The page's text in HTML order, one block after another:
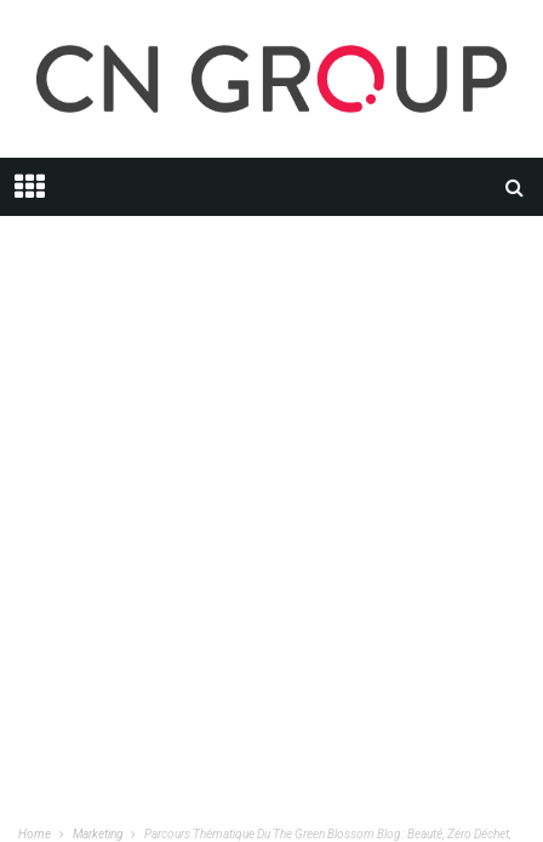
Home Marketing
Parcours Thématique Du The Green Blossom Blog : Beauté, Zéro Déchet,